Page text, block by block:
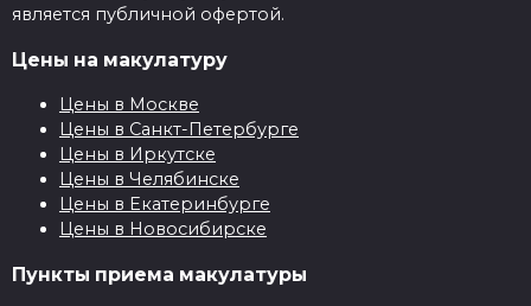
является публичной офертой.
Цены на макулатуру
Цены в Москве
Цены в Санкт-Петербурге
Цены в Иркутске
Цены в Челябинске
Цены в Екатеринбурге
Цены в Новосибирске
Пункты приема макулатуры